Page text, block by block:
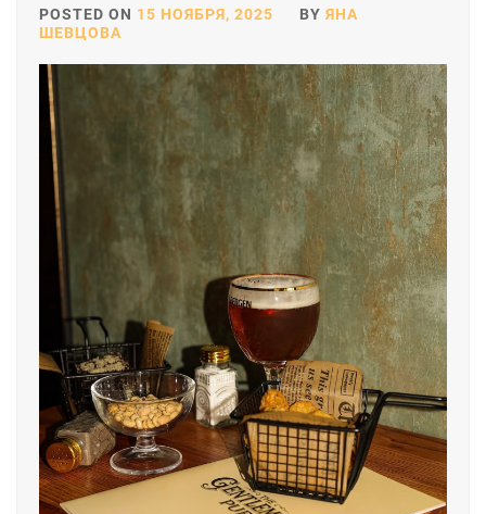
POSTED ON 15 НОЯБРЯ, 2025 BY ЯНА
ШЕВЦОВА